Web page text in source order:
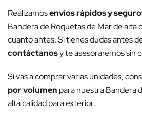
Realizamosenvíos rápidos y
Bandera de Roquetas de Mar de alta
cuanto antes. Si tienes dudas antes
contáctanosy te asesoraremos sin
Si vas a comprar varias unidades,
por volumen para nuestra Bandera
alta calidad para exterior.